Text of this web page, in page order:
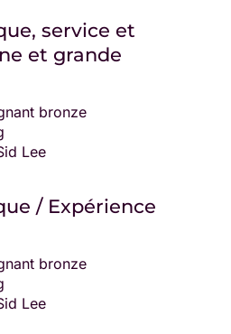
service et
et grande
bronze
Lee
/ Expérience
bronze
Lee